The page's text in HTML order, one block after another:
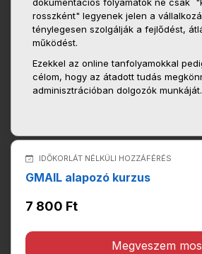
rosszként" legyenek jelen a
ténylegesen szolgálják a fejlődést,
működést.
Ezekkel az online tanfolyamokkal
célom, hogy az átadott tudás
adminisztrációban dolgozók munkáját.
IDŐKORLÁT NÉLKÜLI HOZZÁFÉRÉS
GMAIL alapozó kurzus
7 800 Ft
Megveszem